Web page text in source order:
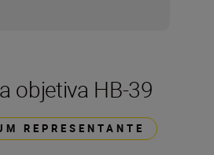
objetiva HB-39
REPRESENTANTE